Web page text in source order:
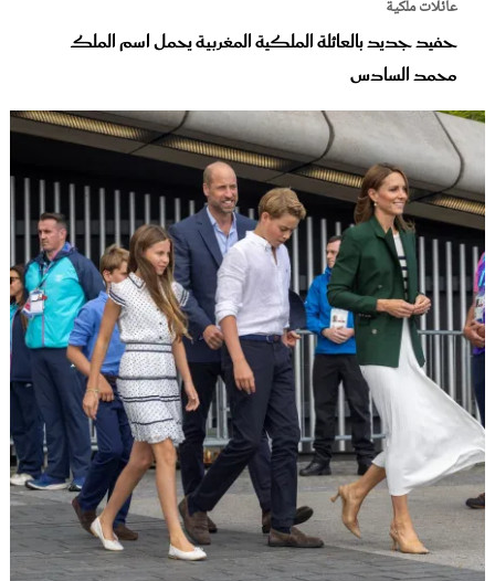
عائلات ملكية
حفيد جديد بالعائلة الملكية المغربية يحمل اسم الملك
محمد السادس